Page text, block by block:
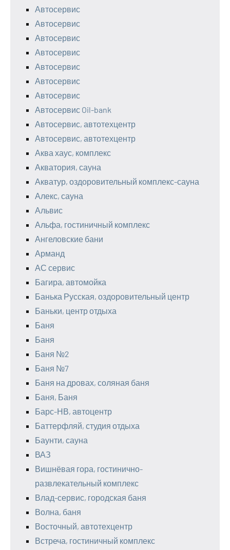
Автосервис
Автосервис
Автосервис
Автосервис
Автосервис
Автосервис
Автосервис
Автосервис Oil-bank
Автосервис, автотехцентр
Автосервис, автотехцентр
Аква хаус, комплекс
Акватория, сауна
Акватур, оздоровительный комплекс-сауна
Алекс, сауна
Альвис
Альфа, гостиничный комплекс
Ангеловские бани
Арманд
АС сервис
Багира, автомойка
Банька Русская, оздоровительный центр
Баньки, центр отдыха
Баня
Баня
Баня №2
Баня №7
Баня на дровах, соляная баня
Баня, Баня
Барс-НВ, автоцентр
Баттерфляй, студия отдыха
Баунти, сауна
ВАЗ
Вишнёвая гора, гостинично-
развлекательный комплекс
Влад-сервис, городская баня
Волна, баня
Восточный, автотехцентр
Встреча, гостиничный комплекс